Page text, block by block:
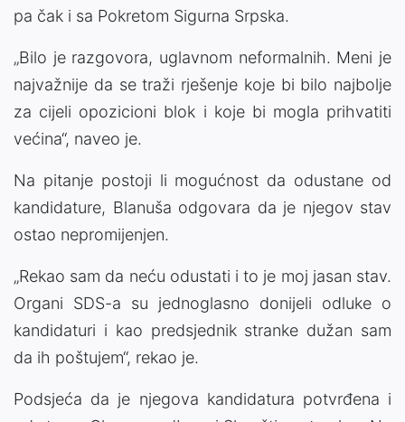
pa čak i sa Pokretom Sigurna Srpska.
„Bilo je razgovora, uglavnom neformalnih. Meni je
najvažnije da se traži rješenje koje bi bilo najbolje
za cijeli opozicioni blok i koje bi mogla prihvatiti
većina“, naveo je.
Na pitanje postoji li mogućnost da odustane od
kandidature, Blanuša odgovara da je njegov stav
ostao nepromijenjen.
„Rekao sam da neću odustati i to je moj jasan stav.
Organi SDS-a su jednoglasno donijeli odluke o
kandidaturi i kao predsjednik stranke dužan sam
da ih poštujem“, rekao je.
Podsjeća da je njegova kandidatura potvrđena i